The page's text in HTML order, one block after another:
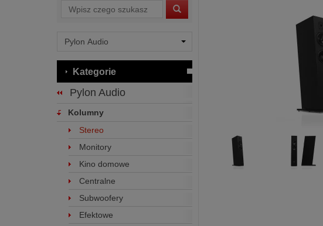
Wyszukaj
Kategorie
Pylon Audio
Kolumny
Stereo
Monitory
Kino domowe
Centralne
Subwoofery
Efektowe